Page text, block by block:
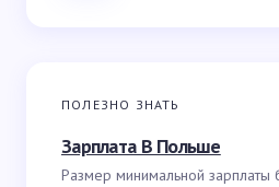
ПОЛЕЗНО ЗНАТЬ
Зарплата В Польше
Размер минимальной зарплаты